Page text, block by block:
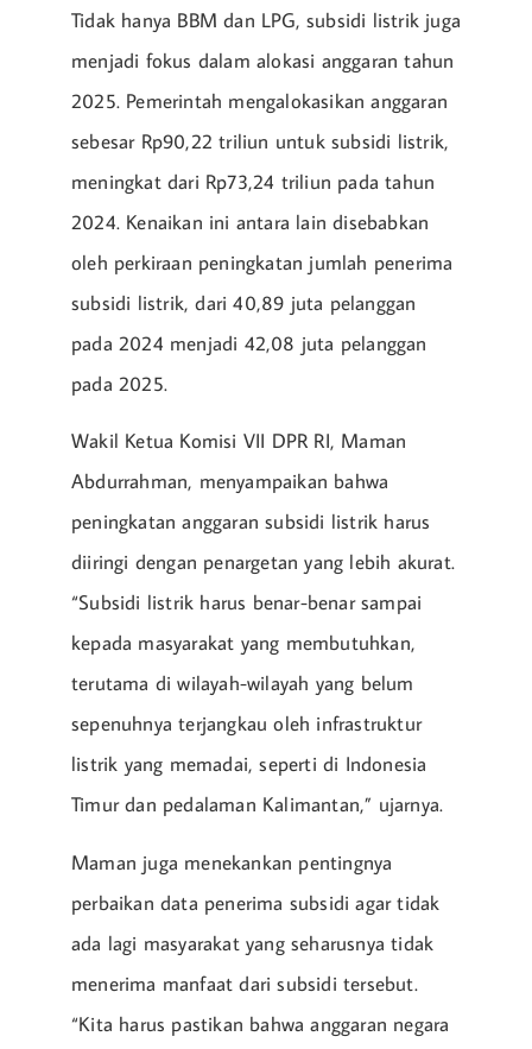
Tidak hanya BBM dan LPG, subsidi listrik juga
menjadi fokus dalam alokasi anggaran tahun
2025. Pemerintah mengalokasikan anggaran
sebesar Rp90,22 triliun untuk subsidi listrik,
meningkat dari Rp73,24 triliun pada tahun
2024. Kenaikan ini antara lain disebabkan
oleh perkiraan peningkatan jumlah penerima
subsidi listrik, dari 40,89 juta pelanggan
pada 2024 menjadi 42,08 juta pelanggan
pada 2025.
Wakil Ketua Komisi VII DPR RI, Maman
Abdurrahman, menyampaikan bahwa
peningkatan anggaran subsidi listrik harus
diiringi dengan penargetan yang lebih akurat.
“Subsidi listrik harus benar-benar sampai
kepada masyarakat yang membutuhkan,
terutama di wilayah-wilayah yang belum
sepenuhnya terjangkau oleh infrastruktur
listrik yang memadai, seperti di Indonesia
Timur dan pedalaman Kalimantan,” ujarnya.
Maman juga menekankan pentingnya
perbaikan data penerima subsidi agar tidak
ada lagi masyarakat yang seharusnya tidak
menerima manfaat dari subsidi tersebut.
“Kita harus pastikan bahwa anggaran negara